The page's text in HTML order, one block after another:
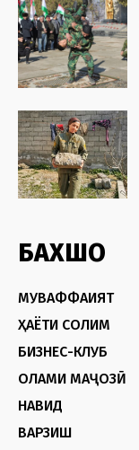
БАХШҲО
МУВАФФАҚИЯТ
ҲАЁТИ СОЛИМ
БИЗНЕС-КЛУБ
ОЛАМИ МАҶОЗӢ
НАВИД
ВАРЗИШ